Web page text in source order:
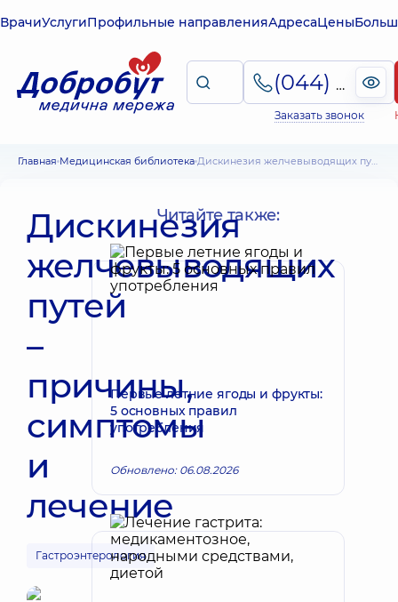
ВрачиУслугиПрофильные направленияАдресаЦены
(044) 495-2-888
Заказать звонок
Главная Медицинская библиотека Дискинезия желчевыводящих путей – причины, симптомы и лечение
Дискинезия
желчевыводящих
путей
–
причины,
симптомы
и
лечение
Гастроэнтерология
Читайте также:
Первые летние ягоды и фрукты:
5 основных правил
употребления
Обновлено: 06.08.2026